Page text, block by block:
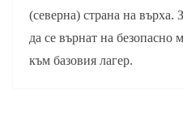
(северна) страна на върха.
да се върнат на безопасно
към базовия лагер.